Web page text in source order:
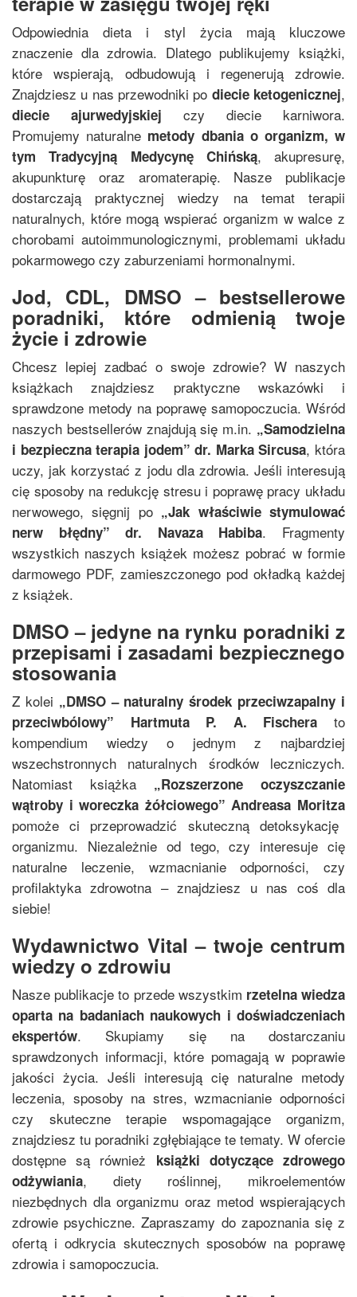
Odpowiednia dieta i styl życia mają kluczowe
znaczenie dla zdrowia. Dlatego publikujemy książki,
które wspierają, odbudowują i regenerują zdrowie.
Znajdziesz u nas przewodniki po diecie ketogenicznej,
diecie ajurwedyjskiej czy diecie karniwora.
Promujemy naturalne metody dbania o organizm, w
tymTradycyjną Medycynę Chińską, akupresurę,
akupunkturę oraz aromaterapię. Nasze publikacje
dostarczają praktycznej wiedzy na temat terapii
naturalnych, które mogą wspierać organizm w walce z
chorobami autoimmunologicznymi, problemami układu
pokarmowego czy zaburzeniami hormonalnymi.
Jod, CDL, DMSO – bestsellerowe
poradniki, które odmienią twoje
życie i zdrowie
Chcesz lepiej zadbać o swoje zdrowie? W naszych
książkach znajdziesz praktyczne wskazówki i
sprawdzone metody na poprawę samopoczucia. Wśród
naszych bestsellerów znajdują się m.in. „Samodzielna
i bezpieczna terapia jodem”dr. Marka Sircusa, która
uczy, jak korzystać z jodu dla zdrowia. Jeśli interesują
cię sposoby na redukcję stresu i poprawę pracy układu
nerwowego, sięgnij po „Jak właściwie stymulować
nerw błędny”dr. Navaza Habiba. Fragmenty
wszystkich naszych książek możesz pobrać w formie
darmowego PDF, zamieszczonego pod okładką każdej
z książek.
DMSO – jedyne na rynku poradniki z
przepisami i zasadami bezpiecznego
stosowania
Z kolei „DMSO – naturalny środek przeciwzapalny i
przeciwbólowy” Hartmuta P. A. Fischera to
kompendium wiedzy o jednym z najbardziej
wszechstronnych naturalnych środków leczniczych.
Natomiast książka „Rozszerzone oczyszczanie
wątroby i woreczka żółciowego”Andreasa Moritza
pomoże ci przeprowadzić skuteczną detoksykację
organizmu. Niezależnie od tego, czy interesuje cię
naturalne leczenie, wzmacnianie odporności, czy
profilaktyka zdrowotna – znajdziesz u nas coś dla
siebie!
Wydawnictwo Vital – twoje centrum
wiedzy o zdrowiu
Nasze publikacje to przede wszystkim rzetelna wiedza
oparta na badaniach naukowych i doświadczeniach
ekspertów. Skupiamy się na dostarczaniu
sprawdzonych informacji, które pomagają w poprawie
jakości życia. Jeśli interesują cię naturalne metody
leczenia, sposoby na stres, wzmacnianie odporności
czy skuteczne terapie wspomagające organizm,
znajdziesz tu poradniki zgłębiające te tematy. W ofercie
dostępne są również książki dotyczące zdrowego
odżywiania, diety roślinnej, mikroelementów
niezbędnych dla organizmu oraz metod wspierających
zdrowie psychiczne. Zapraszamy do zapoznania się z
ofertą i odkrycia skutecznych sposobów na poprawę
zdrowia i samopoczucia.